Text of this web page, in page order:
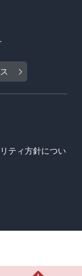
ティ方針につい